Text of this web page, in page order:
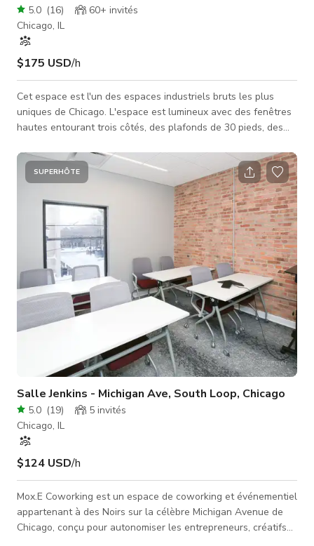
5.0 (16) 60+ invités
Chicago, IL
$175 USD/h
Cet espace est l'un des espaces industriels bruts les plus
uniques de Chicago. L'espace est lumineux avec des fenêtres
hautes entourant trois côtés, des plafonds de 30 pieds, des
carrés d'espace avec deux portes coulissantes pour un accès
facile au chargement et déchargement et pour faire entrer
voitures, camions ou motos dans l'espace. L'espace dispose
d'électricité, WiFi, toilettes, éclairage, chauffage et
climatisation. Il y a
SUPERHÔTE
Salle Jenkins - Michigan Ave, South Loop, Chicago
5.0 (19) 5 invités
Chicago, IL
$124 USD/h
Mox.E Coworking est un espace de coworking et événementiel
appartenant à des Noirs sur la célèbre Michigan Avenue de
Chicago, conçu pour autonomiser les entrepreneurs, créatifs